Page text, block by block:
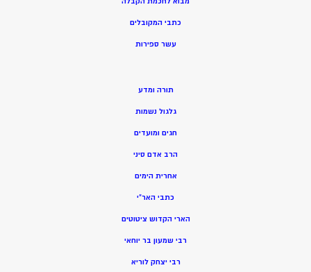
כתבי המקובלים
עשר ספירות
תורה ומדע
גלגול נשמות
חגים ומועדים
הרב אדם סיני
אחרית הימים
כתבי האר”י
הארי הקדוש ציטוטים
רבי שמעון בר יוחאי
רבי יצחק לוריא